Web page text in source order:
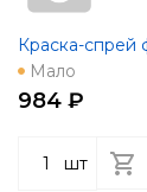
Краска-спрей
Мало
984 ₽
шт